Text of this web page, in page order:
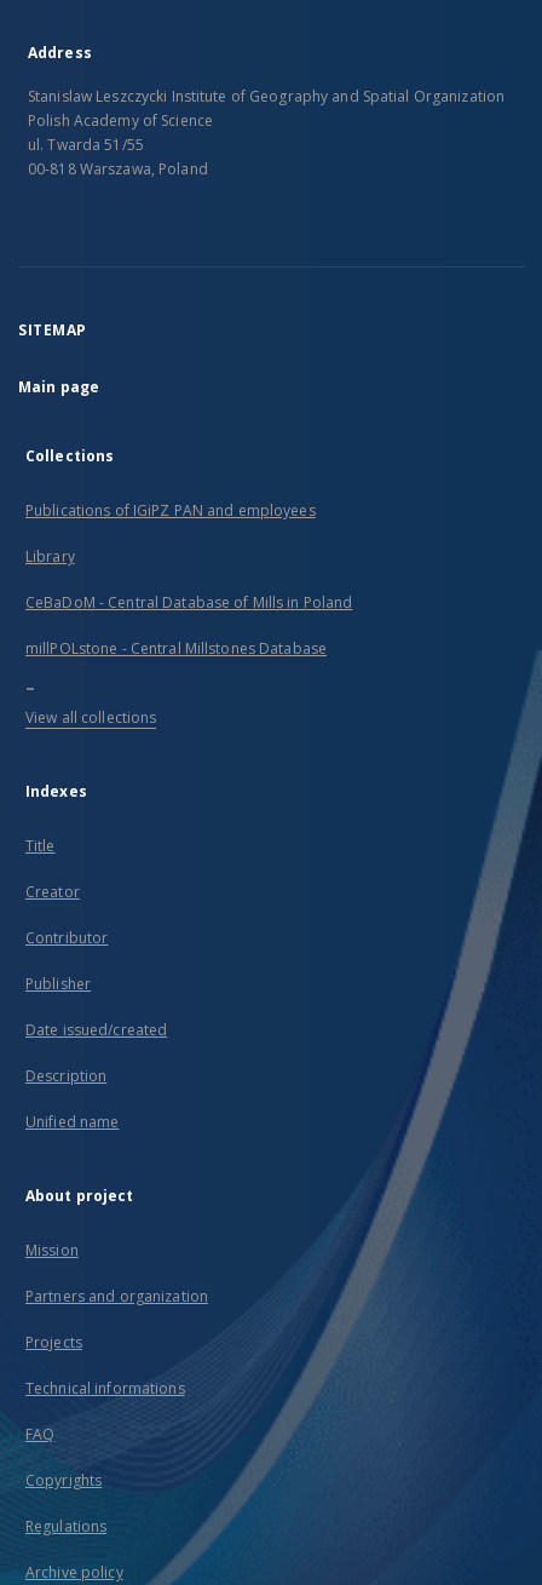
Address
Stanislaw Leszczycki Institute of Geography and Spatial Organization
Polish Academy of Science
ul. Twarda 51/55
00-818 Warszawa, Poland
SITEMAP
Main page
Collections
Publications of IGiPZ PAN and employees
Library
CeBaDoM - Central Database of Mills in Poland
millPOLstone - Central Millstones Database
...
View all collections
Indexes
Title
Creator
Contributor
Publisher
Date issued/created
Description
Unified name
About project
Mission
Partners and organization
Projects
Technical informations
FAQ
Copyrights
Regulations
Archive policy